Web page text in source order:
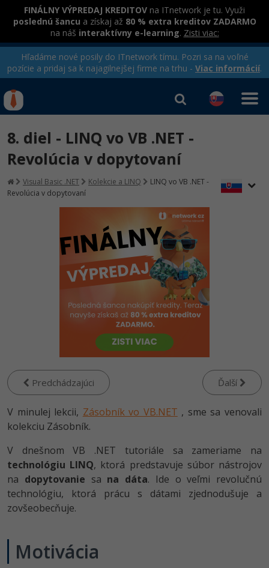
FINÁLNY VÝPREDAJ KREDITOV na ITnetwork je tu. Využi
poslednú šancu a získaj až 80 % extra kreditov ZADARMO
na náš interaktívny e-learning. Zisti viac:
Hľadáme nové posily do ITnetwork tímu. Pozri sa na voľné
pozície a pridaj sa k najagilnejšej firme na trhu - Viac informácií.
Rekvalifikačné kurzy
hradené úradom práce
Kurzy programovania
Ako začať?
C# .NET -80%
Python -80%
JavaScript -80%
C++
Swift -80%
Kotlin -80%
Céčko -80%
VB.NET
SQL
Prihlásiť sa Registrovať
8. diel - LINQ vo VB .NET -
Revolúcia v dopytovaní
Visual Basic .NET Kolekcie a LINQ
LINQ vo VB .NET -
Revolúcia v dopytovaní
Predchádzajúci Ďalší
V minulej lekcii, Zásobník vo VB.NET , sme sa venovali
kolekciu Zásobník.
V dnešnom VB .NET tutoriále sa zameriame na
technológiu LINQ, ktorá predstavuje súbor nástrojov
na dopytovanie sa na dáta. Ide o veľmi revolučnú
technológiu, ktorá prácu s dátami zjednodušuje a
zovšeobecňuje.
Motivácia